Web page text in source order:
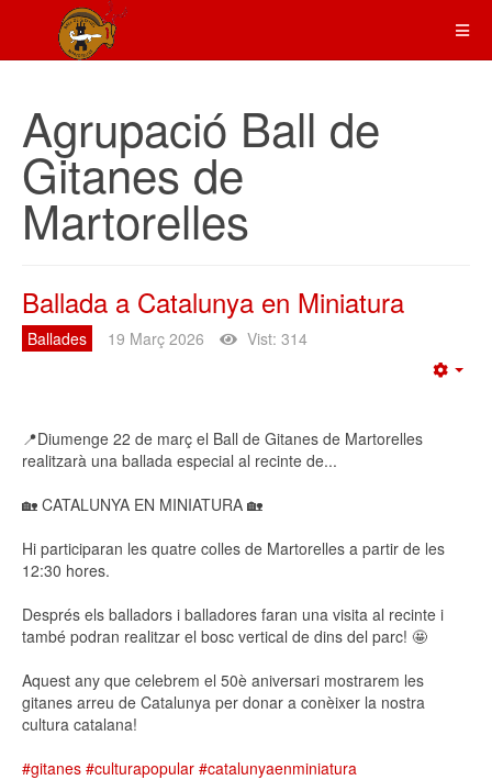
Agrupació Ball de
Gitanes de
Martorelles
Ballada a Catalunya en Miniatura
Ballades 19 Març 2026 Vist: 314
📍Diumenge 22 de març el Ball de Gitanes de Martorelles
realitzarà una ballada especial al recinte de...
🏡 CATALUNYA EN MINIATURA 🏡
Hi participaran les quatre colles de Martorelles a partir de les
12:30 hores.
Després els balladors i balladores faran una visita al recinte i
també podran realitzar el bosc vertical de dins del parc! 🤩
Aquest any que celebrem el 50è aniversari mostrarem les
gitanes arreu de Catalunya per donar a conèixer la nostra
cultura catalana!
#gitanes #culturapopular #catalunyaenminiatura